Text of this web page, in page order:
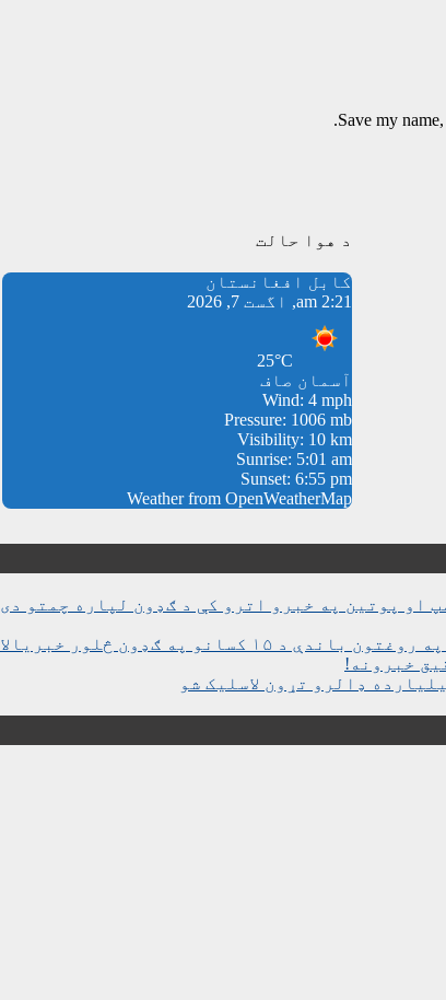
Save my
د هوا حالت
کابل افغانستان
2:21 am, اگست 7, 2026
25°C
آسمان صاف
Wind: 4 mph
Pressure: 1006 mb
Visibility: 10 km
Sunrise: 5:01 am
Sunset: 6:55 pm
Weather from OpenWeatherMap
او پوتین په خبرو اترو کې د ګډون لپاره چمتو دی
څلور خبریالان وژل شوي دي
خبرونه!